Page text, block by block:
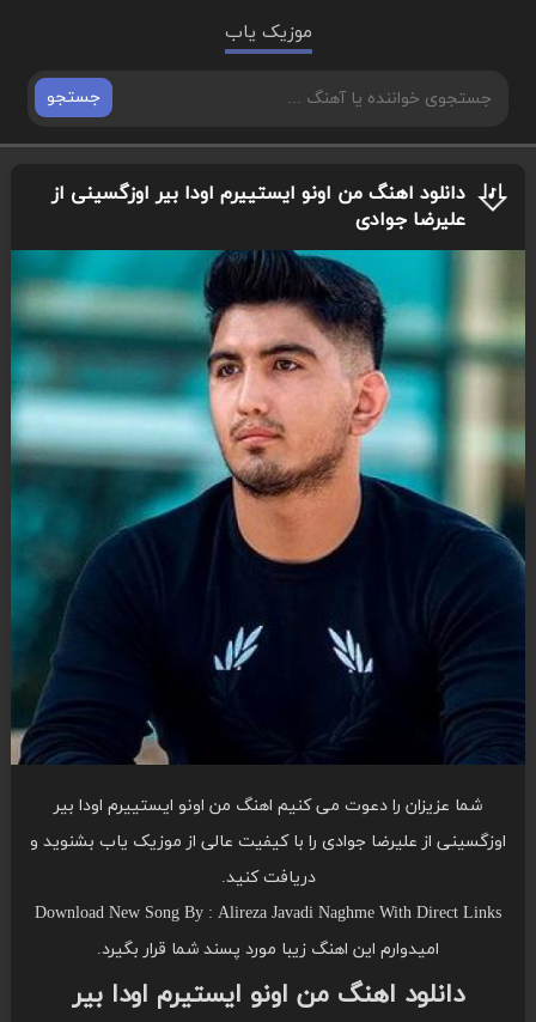
موزیک یاب
جستجو
دانلود اهنگ من اونو ایستییرم اودا بیر اوزگسینی از
علیرضا جوادی
شما عزیزان را دعوت می کنیم اهنگ من اونو ایستییرم اودا بیر
اوزگسینی از علیرضا جوادی را با کیفیت عالی از موزیک یاب بشنوید و
دریافت کنید.
Download New Song By : Alireza Javadi Naghme With Direct Links
امیدوارم این اهنگ زیبا مورد پسند شما قرار بگیرد.
دانلود اهنگ من اونو ایستیرم اودا بیر